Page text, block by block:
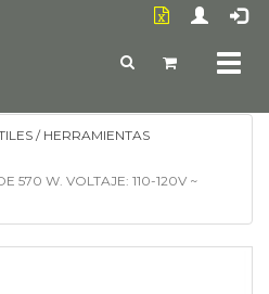
/ HERRAMIENTAS
570 W. VOLTAJE: 110-120V ~